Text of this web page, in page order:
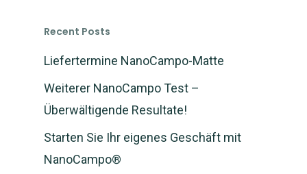
Recent Posts
Liefertermine NanoCampo-Matte
Weiterer NanoCampo Test –
Überwältigende Resultate!
Starten Sie Ihr eigenes Geschäft mit
NanoCampo®